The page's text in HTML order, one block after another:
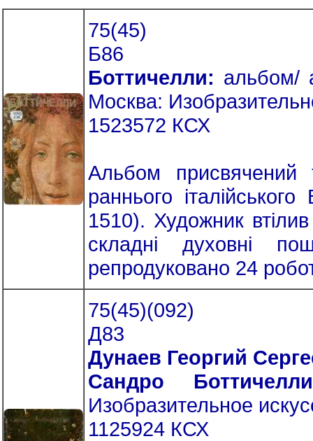
75(45)
Б86
Боттичелли: альбом/
Москва:
1523572 КСХ
Альбом присвячений
раннього
1510). Художник
складні духовні
репродуковано 24
75(45)(092)
Д83
Дунаев Георгий
Сандро Боттичелли
Изобразительное
1125924 КСХ